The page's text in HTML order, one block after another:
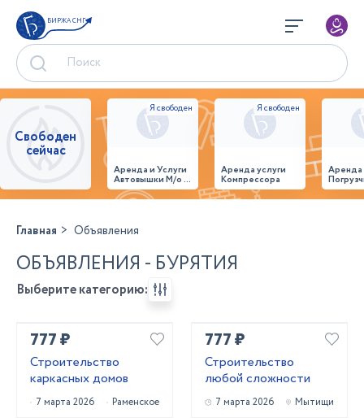
БИРЖА СНГ
Свободен
сейчас
Аренда и Услуги
Автовышки М/о г.
Домодедово
26,28,32 место
Аренда услуги
Компрессора
Главная Объявления
ОБЪЯВЛЕНИЯ - БУРЯТИЯ
Выберите категорию:
777 ₽
Строительство
каркасных домов
7 марта 2026 Раменское
777 ₽
Строительство
любой сложности
7 марта 2026 Мытищи